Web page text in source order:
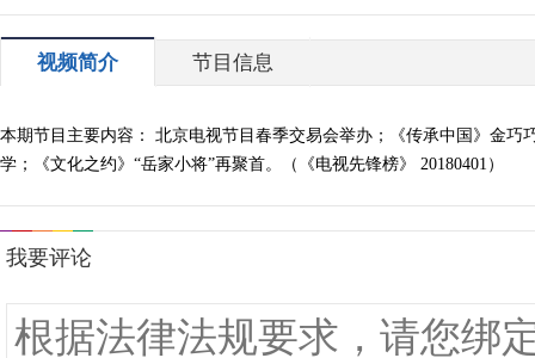
视频简介 节目信息
本期节目主要内容： 北京电视节目春季交易会举办；《传承中国》金
学；《文化之约》“岳家小将”再聚首。（《电视先锋榜》 20180401）